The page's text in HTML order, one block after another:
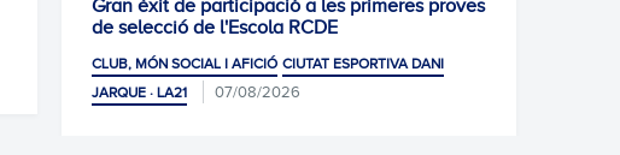
Gran èxit de participació a les primeres proves
de selecció de l'Escola RCDE
CLUB, MÓN SOCIAL I AFICIÓ CIUTAT ESPORTIVA DANI
JARQUE · LA21
07/08/2026